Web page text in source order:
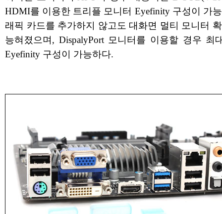
HDMI를 이용한 트리플 모니터 Eyefinity 구성이 가
래픽 카드를 추가하지 않고도 대화면 멀티 모니터
능혀졌으며, DispalyPort 모니터를 이용할 경우 최
Eyefinity 구성이 가능하다.